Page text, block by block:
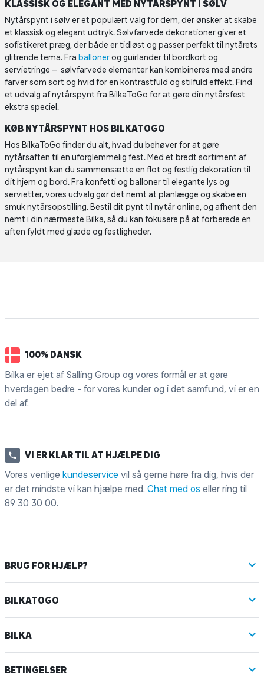
KLASSISK OG ELEGANT MED NYTÅRSPYNT I SØLV
Nytårspynt i sølv er et populært valg for dem, der ønsker at skabe
et klassisk og elegant udtryk. Sølvfarvede dekorationer giver et
sofistikeret præg, der både er tidløst og passer perfekt til nytårets
glitrende tema. Fra ballonerog guirlander til bordkort og
servietringe – sølvfarvede elementer kan kombineres med andre
farver som sort og hvid for en kontrastfuld og stilfuld effekt. Find
et udvalg af nytårspynt fra BilkaToGo for at gøre din nytårsfest
ekstra speciel.
KØB NYTÅRSPYNT HOS BILKATOGO
Hos BilkaToGo finder du alt, hvad du behøver for at gøre
nytårsaften til en uforglemmelig fest. Med et bredt sortiment af
nytårspynt kan du sammensætte en flot og festlig dekoration til
dit hjem og bord. Fra konfetti og balloner til elegante lys og
servietter, vores udvalg gør det nemt at planlægge og skabe en
smuk nytårsopstilling. Bestil dit pynt til nytår online, og afhent den
nemt i din nærmeste Bilka, så du kan fokusere på at forberede en
aften fyldt med glæde og festligheder.
100% DANSK
Bilka er ejet af Salling Group og vores formål er at gøre
hverdagen bedre - for vores kunder og i det samfund, vi er en
del af.
VI ER KLAR TIL AT HJÆLPE DIG
Vores venlige kundeservice vil så gerne høre fra dig, hvis der
er det mindste vi kan hjælpe med. Chat med os eller ring til
89 30 30 00.
BRUG FOR HJÆLP?
BILKATOGO
BILKA
BETINGELSER